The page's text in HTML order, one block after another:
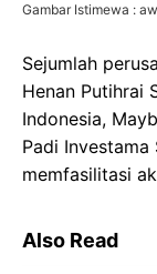
Gambar Istimewa :
Sejumlah
Henan Putihrai
Indonesia,
Padi Investama
memfasilitasi
Also Read